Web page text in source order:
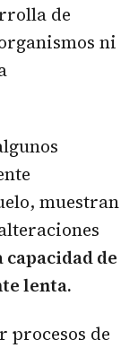
de
ni
muestran
capacidad de
lenta.
procesos de